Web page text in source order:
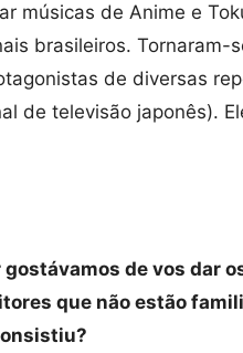
músicas de Anime e
brasileiros.
de diversas
de televisão japonês).
de vos dar
que não estão